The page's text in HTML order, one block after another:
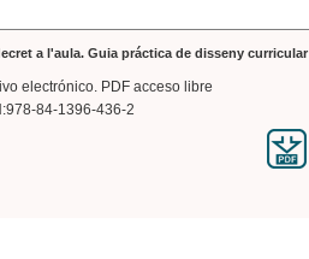
a l'aula. Guia práctica de disseny curricular
electrónico. PDF acceso libre
84-1396-436-2